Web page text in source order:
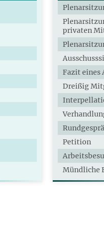
privaten
Fazit eines
Dreißig
Petition
Mündliche